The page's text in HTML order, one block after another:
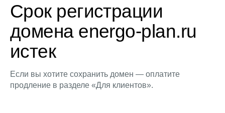
Срок регистрации
домена energo-plan.ru
истек
Если вы хотите сохранить домен — оплатите
продление в разделе «Для клиентов».